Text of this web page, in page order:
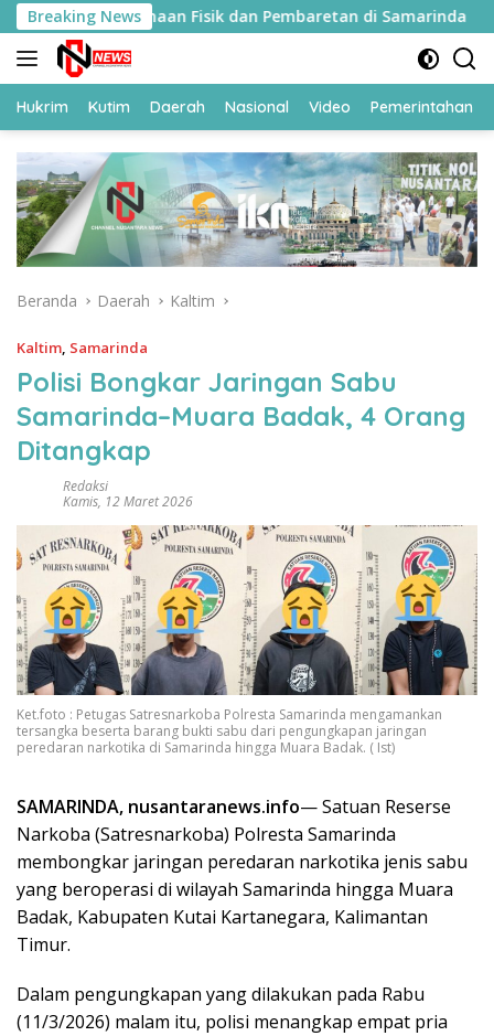
Langsung
ke
konten
Breaking News
Ikuti Pembinaan Fisik dan Pembaretan di Samarinda
Hukrim Kutim Daerah Nasional Video Pemerintahan
Beranda Daerah Kaltim
Kaltim, Samarinda
Polisi Bongkar Jaringan Sabu
Samarinda–Muara Badak, 4 Orang
Ditangkap
Redaksi
Kamis, 12 Maret 2026
Ket.foto : Petugas Satresnarkoba Polresta Samarinda mengamankan
tersangka beserta barang bukti sabu dari pengungkapan jaringan
peredaran narkotika di Samarinda hingga Muara Badak. ( Ist)
SAMARINDA, nusantaranews.info— Satuan Reserse
Narkoba (Satresnarkoba) Polresta Samarinda
membongkar jaringan peredaran narkotika jenis sabu
yang beroperasi di wilayah Samarinda hingga Muara
Badak, Kabupaten Kutai Kartanegara, Kalimantan
Timur.
Dalam pengungkapan yang dilakukan pada Rabu
(11/3/2026) malam itu, polisi menangkap empat pria